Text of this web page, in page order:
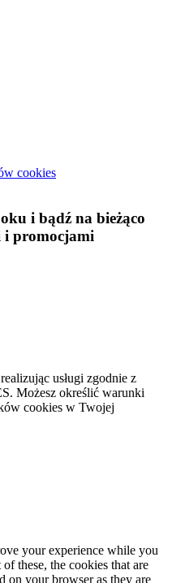
cookies
i bądź na bieżąco
i promocjami
usługi zgodnie z
Możesz określić warunki
cookies w Twojej
your experience while you
these, the cookies that are
on your browser as they are